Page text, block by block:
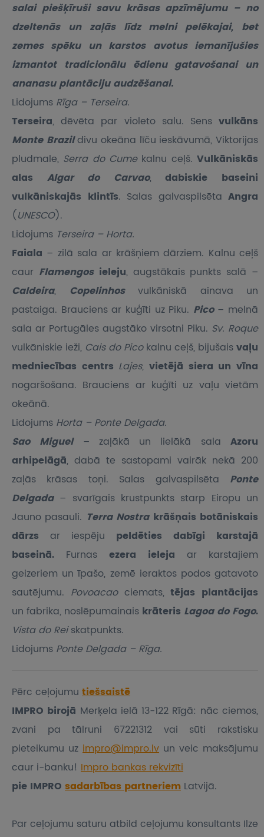
salai piešķīruši savu krāsas apzīmējumu – no
dzeltenās un zaļās līdz melni pelēkajai, bet
zemes spēku un karstos avotus iemanījušies
izmantot tradicionālu ēdienu gatavošanai un
ananasu plantāciju audzēšanai.
Lidojums Rīga – Terseira.
Terseira, dēvēta par violeto salu. Sens vulkāns
Monte Brazildivu okeāna līču ieskāvumā, Viktorijas
pludmale, Serra do Cume kalnu ceļš.Vulkāniskās
alas Algar do Carvao,dabiskie baseini
vulkāniskajās klintīs. Salas galvaspilsēta Angra
(UNESCO).
Lidojums Terseira – Horta.
Faiala – zilā sala ar krāšņiem dārziem. Kalnu ceļš
caur Flamengos ieleju, augstākais punkts salā –
Caldeira, Copelinhos vulkāniskā ainava un
pastaiga. Brauciens ar kuģīti uz Piku. Pico – melnā
sala ar Portugāles augstāko virsotni Piku. Sv. Roque
vulkāniskie ieži, Cais do Picokalnu ceļš, bijušaisvaļu
medniecības centrs Lajes,vietējā siera un vīna
nogaršošana. Brauciens ar kuģīti uz vaļu vietām
okeānā.
Lidojums Horta – Ponte Delgada.
Sao Miguel – zaļākā un lielākā salaAzoru
arhipelāgā, dabā te sastopami vairāk nekā 200
zaļās krāsas toņi. Salas galvaspilsēta Ponte
Delgada – svarīgais krustpunkts starp Eiropu un
Jauno pasauli. Terra Nostra krāšņais botāniskais
dārzs ar iespēju peldēties dabīgi karstajā
baseinā. Furnas ezera ieleja ar karstajiem
geizeriem un īpašo, zemē ieraktos podos gatavoto
sautējumu. Povoacao ciemats,tējas plantācijas
un fabrika, noslēpumainais krāteris Lagoa do Fogo.
Vista do Reiskatpunkts.
Lidojums Ponte Delgada – Rīga.
Pērc ceļojumu tiešsaistē
IMPRO birojā Merķela ielā 13-122 Rīgā: nāc ciemos,
zvani pa tālruni 67221312 vai sūti rakstisku
pieteikumu uz impro@impro.lv un veic maksājumu
caur i-banku! Impro bankas rekvizīti
pie IMPRO sadarbības partneriem Latvijā.
Par ceļojumu saturu atbild ceļojumu konsultants Ilze